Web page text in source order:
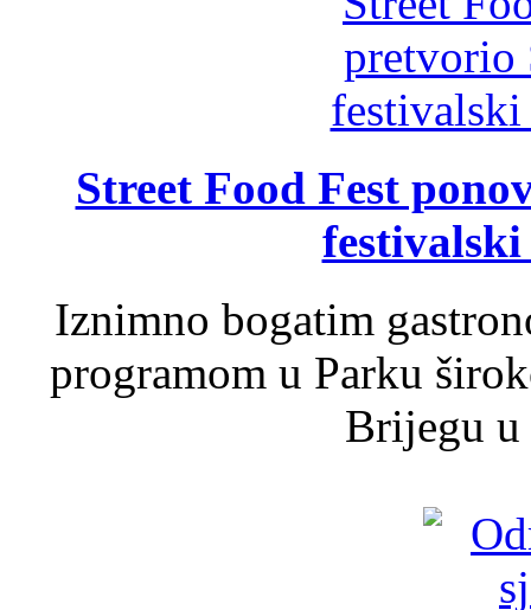
Street Food Fest
Iznimno bogatim
programom u Parku
Brijegu u